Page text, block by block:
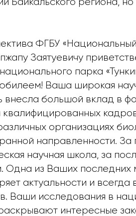
ФГБУ
Заятуевичу
парка
Ваша широкая
внесла большой вклад в
квалифицированных
организациях
направленности. За
научная школа, за
Одна из Ваших последних
актуальности и
Ваши исследования в
интересные